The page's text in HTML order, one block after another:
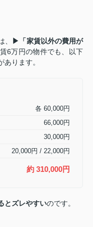
、
▶「家賃以外の費用が
6万円の物件でも、以下
ります。
各 60,000円
66,000円
30,000円
20,000円 / 22,000円
約 310,000円
とズレやすいのです。